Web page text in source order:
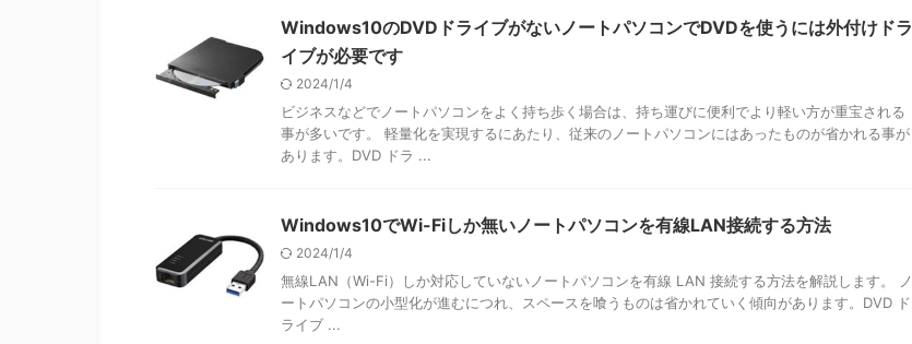
Windows10のDVDドライブがないノートパソコンでDVDを使うには外付けドラ
イブが必要です
2024/1/4
ビジネスなどでノートパソコンをよく持ち歩く場合は、持ち運びに便利でより軽い方が重宝される
事が多いです。 軽量化を実現するにあたり、従来のノートパソコンにはあったものが省かれる事が
あります。DVD ドラ ...
Windows10でWi-Fiしか無いノートパソコンを有線LAN接続する方法
2024/1/4
無線LAN（Wi-Fi）しか対応していないノートパソコンを有線 LAN 接続する方法を解説します。 ノ
ートパソコンの小型化が進むにつれ、スペースを喰うものは省かれていく傾向があります。DVD ド
ライブ ...